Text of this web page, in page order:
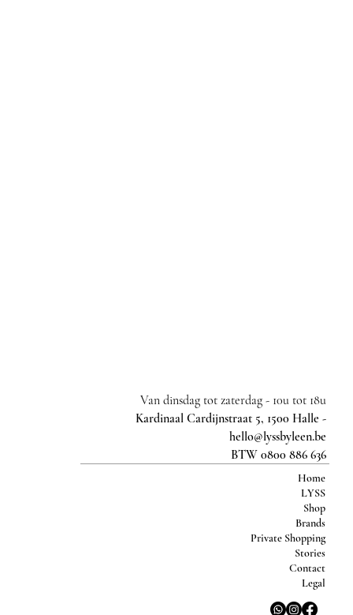
Home
LYSS
Shop
Brands
Private Shopping
Stories
Contact
Legal
Van dinsdag tot zaterdag - 10u tot 18u
Kardinaal Cardijnstraat 5, 1500 Halle -
hello@lyssbyleen.be
BTW 0800 886 636